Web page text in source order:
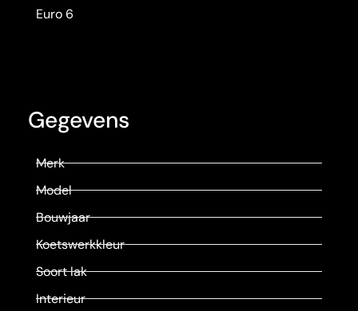
Euro 6
Gegevens
Merk
Model
Bouwjaar
Koetswerkkleur
Soort lak
Interieur